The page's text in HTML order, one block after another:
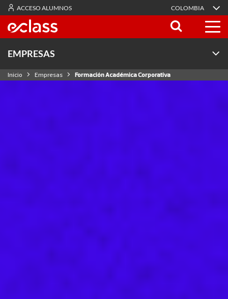
ACCESO ALUMNOS COLOMBIA
EMPRESAS
Inicio Empresas Formación Académica Corporativa